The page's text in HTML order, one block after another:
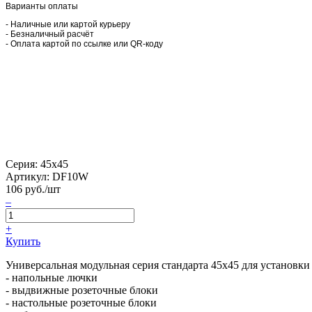
Варианты оплаты
- Наличные или картой курьеру
- Безналичный расчёт
- Оплата картой по ссылке или QR-коду
Серия: 45х45
Артикул: DF10W
106 руб./шт
–
+
Купить
Универсальная модульная серия стандарта 45х45 для
- напольные лючки
- выдвижные розеточные блоки
- настольные розеточные блоки